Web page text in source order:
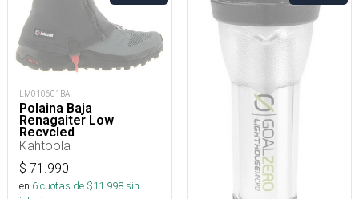
LM010601BA
Polaina Baja
Renagaiter Low
Recycled
Kahtoola
$ 71.990
en 6cuotas de $11.998sin